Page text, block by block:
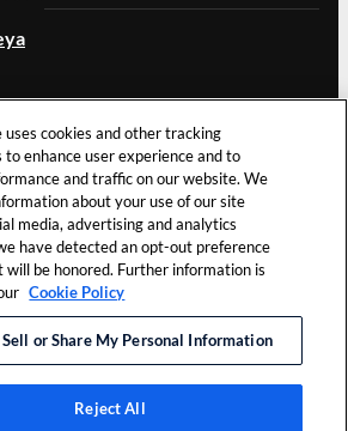
ng
Mga Tuntunin sa
Paggamit
Patakaran sa
Pagkapribado
Mga
uses cookies and other tracking
to enhance user experience and to
and traffic on our website. We
about your use of our site
media, advertising and analytics
have detected an opt-out preference
will be honored. Further information is
Cookie Policy
or Share My Personal Information
Reject All